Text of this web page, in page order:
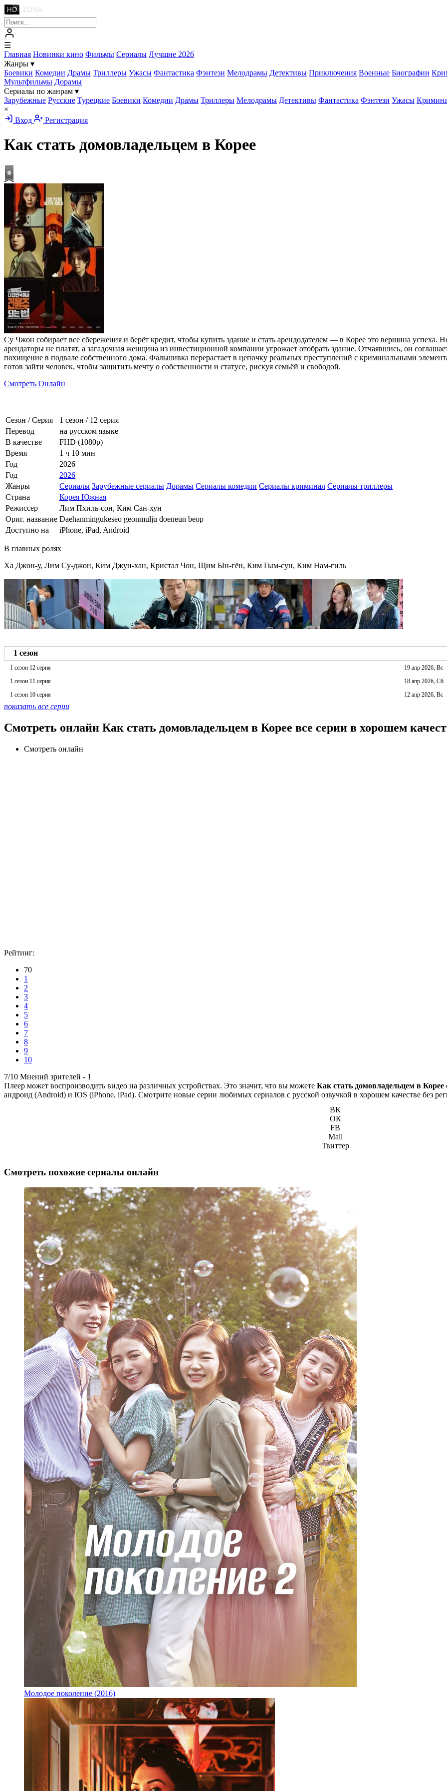
☰
Главная Новинки кино Фильмы Сериалы Лучшие 2026
Жанры ▾
Боевики Комедии Драмы Триллеры Ужасы Фантастика Фэнтези Мелодрамы Детективы Приключения Военные Биографии
Мультфильмы Дорамы
Сериалы по жанрам ▾
Зарубежные Русские Турецкие Боевики Комедии Драмы Триллеры Мелодрамы Детективы Фантастика Фэнтези Ужасы
×
Вход
Регистрация
Как стать домовладельцем в Корее
Су Чжон собирает все сбережения и берёт кредит, чтобы купить здание и стать арендодателем — в Корее это вершина успеха.
арендаторы не платят, а загадочная женщина из инвестиционной компании угрожает отобрать здание. Отчаявшись, он
похищение в подвале собственного дома. Фальшивка перерастает в цепочку реальных преступлений с криминальными
готов зайти человек, чтобы защитить мечту о собственности и статусе, рискуя семьёй и свободой.
Смотреть Онлайн
Сезон / Серия 1 сезон / 12 серия
Перевод
на русском языке
В качестве
FHD (1080p)
Время
1 ч 10 мин
Год
2026
Год
2026
Жанры
Сериалы Зарубежные сериалы Дорамы Сериалы комедии Сериалы криминал Сериалы триллеры
Страна
Корея Южная
Режиссер
Лим Пхиль-сон, Ким Сан-хун
Ориг. название Daehanmingukeseo geonmulju doeneun beop
Доступно на
iPhone, iPad, Android
В главных ролях
Ха Джон-у, Лим Су-джон, Ким Джун-хан, Кристал Чон, Щим Ын-гён, Ким Гым-сун, Ким Нам-гиль
1 сезон
1 сезон 12 серия
19 апр 2026, Вс
1 сезон 11 серия
18 апр 2026, Сб
1 сезон 10 серия
12 апр 2026, Вс
показать все серии
Смотреть онлайн Как стать домовладельцем в Корее все серии в хорошем
Смотреть онлайн
Рейтинг:
70
1
2
3
4
5
6
7
8
9
10
7/10 Мнений зрителей - 1
Плеер может воспроизводить видео на различных устройствах. Это значит, что вы можете Как стать домовладельцем в
андроид (Android) и IOS (iPhone, iPad). Смотрите новые серии любимых сериалов с русской озвучкой в хорошем качестве без
ВК
ОК
FB
Mail
Твиттер
Смотреть похожие сериалы онлайн
Молодое поколение (2016)